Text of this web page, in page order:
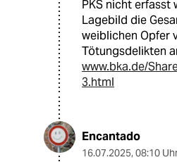
PKS nicht erfasst
Lagebild die
weiblichen Opfer
Tötungsdelikten
www.bka.de/
3.html
Encantado
16.07.2025, 08:10